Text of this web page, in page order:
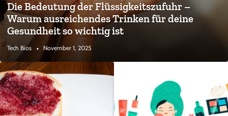
Die Bedeutung der Flüssigkeitszufuhr –
Warum ausreichendes Trinken für deine
Gesundheit so wichtig ist
Tech Bios November 1, 2025